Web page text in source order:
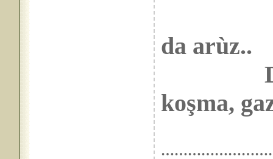
da arùz..
koşma,